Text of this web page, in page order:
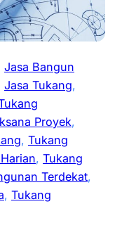
Jasa Bangun
Jasa Tukang
Proyek
, Tukang
, Tukang
Terdekat
, Tukang